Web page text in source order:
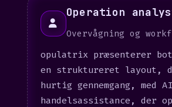
Operation
Overvågning og
opulatrix præsenterer
en struktureret layout,
hurtig gennemgang, med
handelsassistance, der